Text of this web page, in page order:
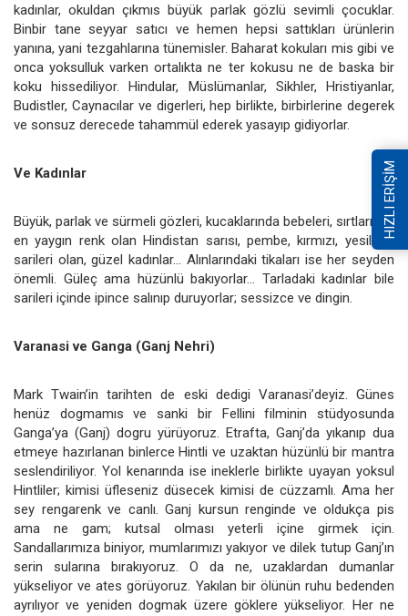
kadınlar, okuldan çıkmıs büyük parlak gözlü sevimli çocuklar.
Binbir tane seyyar satıcı ve hemen hepsi sattıkları ürünlerin
yanına, yani tezgahlarına tünemisler. Baharat kokuları mis gibi ve
onca yoksulluk varken ortalıkta ne ter kokusu ne de baska bir
koku hissediliyor. Hindular, Müslümanlar, Sikhler, Hristiyanlar,
Budistler, Caynacılar ve digerleri, hep birlikte, birbirlerine degerek
ve sonsuz derecede tahammül ederek yasayıp gidiyorlar.
Ve Kadınlar
Büyük, parlak ve sürmeli gözleri, kucaklarında bebeleri, sırtlarında
en yaygın renk olan Hindistan sarısı, pembe, kırmızı, yesil vb.
sarileri olan, güzel kadınlar… Alınlarındaki tikaları ise her seyden
önemli. Güleç ama hüzünlü bakıyorlar… Tarladaki kadınlar bile
sarileri içinde ipince salınıp duruyorlar; sessizce ve dingin.
Varanasi ve Ganga (Ganj Nehri)
Mark Twain’in tarihten de eski dedigi Varanasi’deyiz. Günes
henüz dogmamıs ve sanki bir Fellini filminin stüdyosunda
Ganga’ya (Ganj) dogru yürüyoruz. Etrafta, Ganj’da yıkanıp dua
etmeye hazırlanan binlerce Hintli ve uzaktan hüzünlü bir mantra
seslendiriliyor. Yol kenarında ise ineklerle birlikte uyayan yoksul
Hintliler; kimisi üfleseniz düsecek kimisi de cüzzamlı. Ama her
sey rengarenk ve canlı. Ganj kursun renginde ve oldukça pis
ama ne gam; kutsal olması yeterli içine girmek için.
Sandallarımıza biniyor, mumlarımızı yakıyor ve dilek tutup Ganj’ın
serin sularına bırakıyoruz. O da ne, uzaklardan dumanlar
yükseliyor ve ates görüyoruz. Yakılan bir ölünün ruhu bedenden
ayrılıyor ve yeniden dogmak üzere göklere yükseliyor. Her ne
HIZLI ERİŞİM